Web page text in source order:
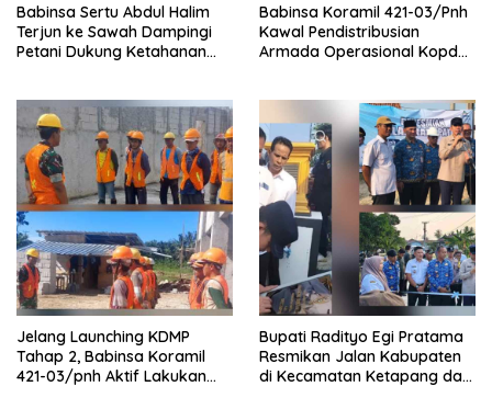
Babinsa Sertu Abdul Halim
Terjun ke Sawah Dampingi
Petani Dukung Ketahanan
Babinsa Koramil 421-03/Pnh
Kawal Pendistribusian
Armada Operasional Kopdes
Jelang Launching KDMP
Tahap 2, Babinsa Koramil
421-03/pnh Aktif Lakukan
Bupati Radityo Egi Pratama
Resmikan Jalan Kabupaten
di Kecamatan Ketapang dan